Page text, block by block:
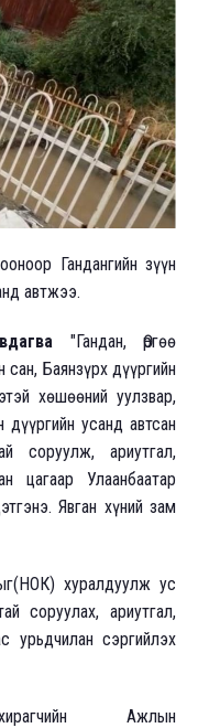
Гандангийн зүүн
автжээ.
"Гандан, Өргөө
Баянзүрх дүүргийн
хөшөөний уулзвар,
дүүргийн усанд автсан
соруулж, ариутгал,
цагаар Улаанбаатар
Явган хүний зам
хуралдуулж ус
соруулах, ариутгал,
урьдчилан сэргийлэх
Ажлын